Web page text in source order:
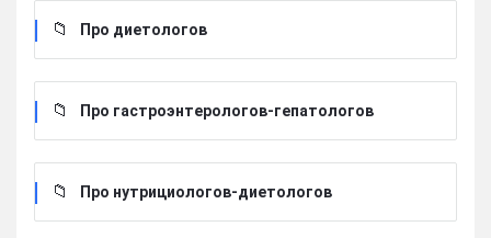
Про диетологов
Про гастроэнтерологов-гепатологов
Про нутрициологов-диетологов